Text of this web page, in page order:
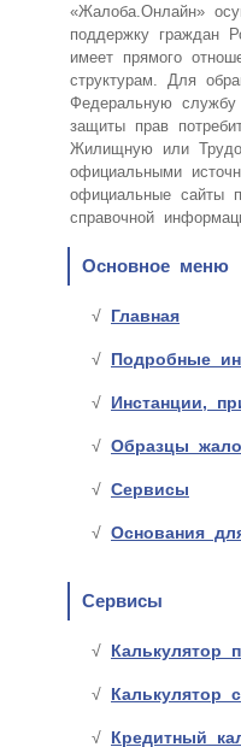
«Жалоба.Онлайн»
поддержку граждан
имеет прямого
структурам. Для
Федеральную
защиты прав
Жилищную или
официальными
официальные сайты
справочной
Основное меню
Главная
Подробные
Инстанции,
Образцы
Сервисы
Основания
Сервисы
Калькулятор
Калькулятор
Кредитный